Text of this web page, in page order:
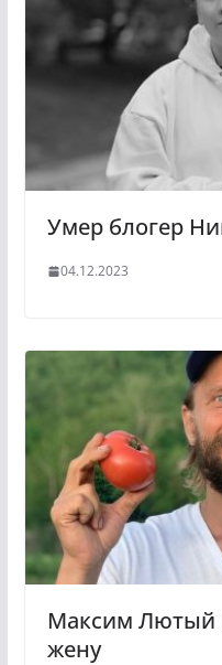
Умер блогер
04.12.2023
Максим Лютый
жену